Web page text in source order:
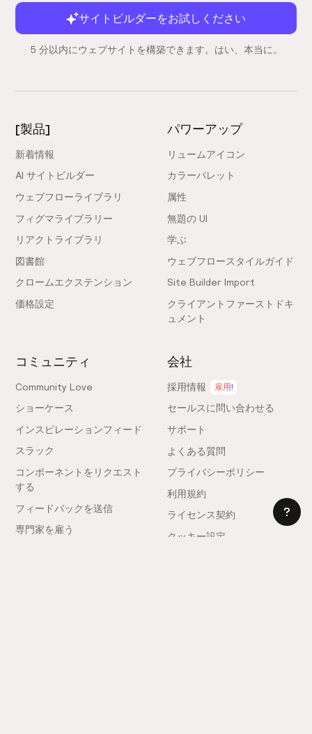
サイトビルダーをお試しください
5 分以内にウェブサイトを構築できます。はい、本当に。
[製品]
新着情報
AI サイトビルダー
ウェブフローライブラリ
フィグマライブラリー
リアクトライブラリ
図書館
クロームエクステンション
価格設定
パワーアップ
リュームアイコン
カラーパレット
属性
無題の UI
学ぶ
ウェブフロースタイルガイド
Site Builder Import
クライアントファーストドキ
ュメント
コミュニティ
Community Love
ショーケース
インスピレーションフィード
スラック
コンポーネントをリクエスト
する
フィードバックを送信
専門家を雇う
会社
採用情報 雇用!
セールスに問い合わせる
サポート
よくある質問
プライバシーポリシー
利用規約
ライセンス契約
クッキー設定